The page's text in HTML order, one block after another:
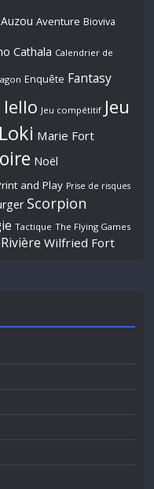
Auzou Aventure Bioviva
Cathala Calendrier de
Enquête Fantasy
Iello Jeu compétitif Jeu
Loki Marie Fort
Noël
and Play Prise de risques
Scorpion
Tactique The Flying Games
Wilfried Fort